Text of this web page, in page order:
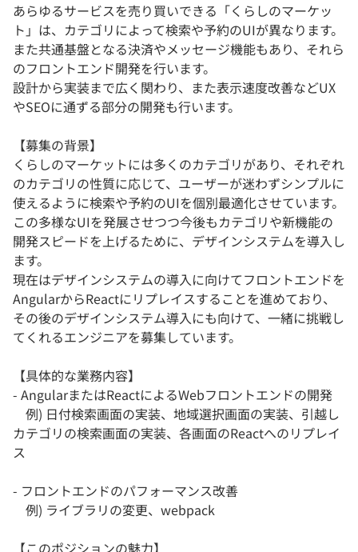
あらゆるサービスを売り買いできる「くらしのマーケッ
ト」は、カテゴリによって検索や予約のUIが異なります。
また共通基盤となる決済やメッセージ機能もあり、それら
のフロントエンド開発を行います。
設計から実装まで広く関わり、また表示速度改善などUX
やSEOに通ずる部分の開発も行います。
【募集の背景】
くらしのマーケットには多くのカテゴリがあり、それぞれ
のカテゴリの性質に応じて、ユーザーが迷わずシンプルに
使えるように検索や予約のUIを個別最適化させています。
この多様なUIを発展させつつ今後もカテゴリや新機能の
開発スピードを上げるために、デザインシステムを導入し
ます。
現在はデザインシステムの導入に向けてフロントエンドを
AngularからReactにリプレイスすることを進めており、
その後のデザインシステム導入にも向けて、一緒に挑戦し
てくれるエンジニアを募集しています。
【具体的な業務内容】
- AngularまたはReactによるWebフロントエンドの開発
例) 日付検索画面の実装、地域選択画面の実装、引越し
カテゴリの検索画面の実装、各画面のReactへのリプレイ
ス
- フロントエンドのパフォーマンス改善
例) ライブラリの変更、webpack